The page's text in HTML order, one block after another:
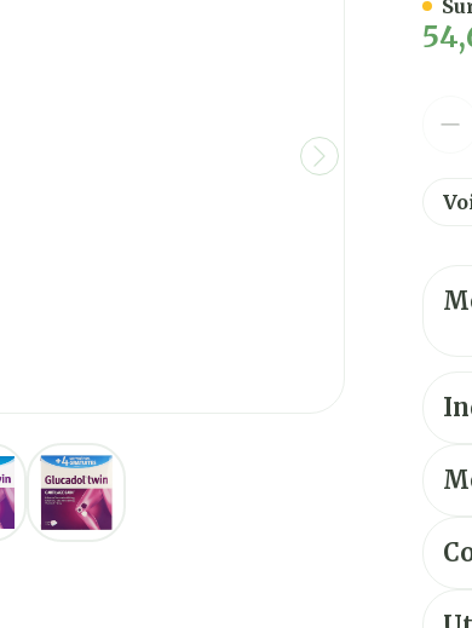
larger image
View larger image